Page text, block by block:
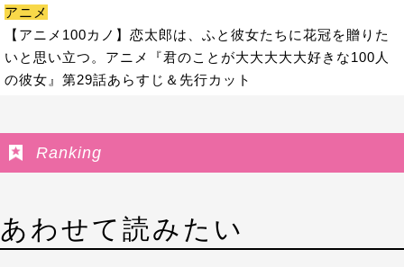
アニメ
【アニメ100カノ】恋太郎は、ふと彼女たちに花冠を贈りた
いと思い立つ。アニメ『君のことが大大大大大好きな100人
の彼女』第29話あらすじ＆先行カット
Ranking
あわせて読みたい